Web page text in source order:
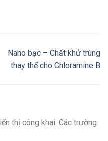
Nano bạc – Chất khử trùng
thay thế cho Chloramine B
thị công khai. Các trường